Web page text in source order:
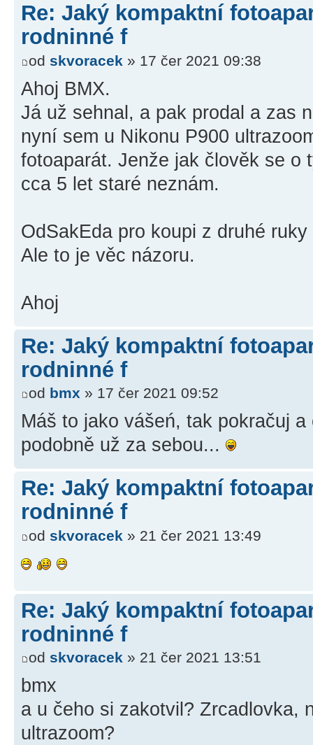
Re: Jaký kompaktní
rodninné f
od skvoracek » 17 čer 2021 09:38
Ahoj BMX.
Já už sehnal, a pak prodal a zas
nyní sem u Nikonu P900
fotoaparát. Jenže jak člověk se o
cca 5 let staré neznám.
OdSakEda pro koupi z druhé
Ale to je věc názoru.
Ahoj
Re: Jaký kompaktní
rodninné f
od bmx » 17 čer 2021 09:52
Máš to jako vášeń, tak pokračuj
podobně už za sebou...
Re: Jaký kompaktní
rodninné f
od skvoracek » 21 čer 2021 13:49
Re: Jaký kompaktní
rodninné f
od skvoracek » 21 čer 2021 13:51
bmx
a u čeho si zakotvil? Zrcadlovka,
ultrazoom?